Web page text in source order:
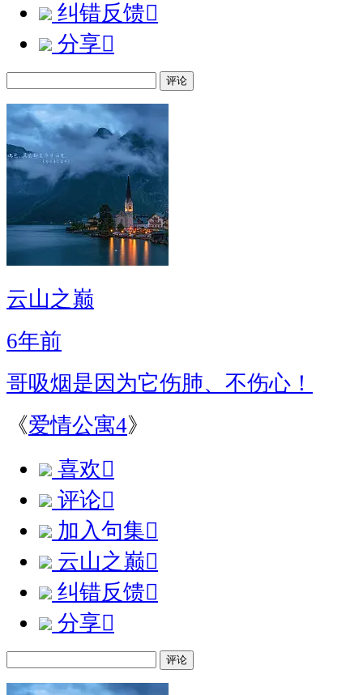
纠错反馈
分享
评论
云山之巅
6年前
哥吸烟是因为它伤肺、不伤心！
《爱情公寓4》
喜欢
评论
加入句集
云山之巅
纠错反馈
分享
评论